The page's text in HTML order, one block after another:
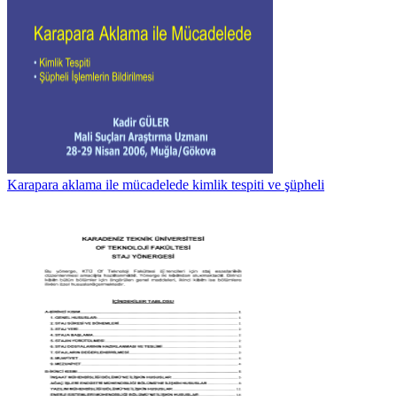
Karapara aklama ile mücadelede kimlik tespiti ve şüpheli